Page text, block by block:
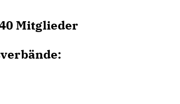
Mitglieder